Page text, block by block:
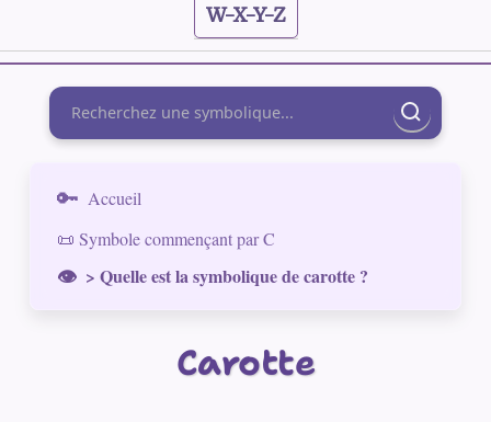
W-X-Y-Z
Rechercher
Accueil
📜 Symbole commençant par C
> Quelle est la symbolique de carotte ?
Carotte